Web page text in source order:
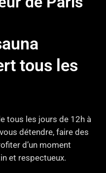
tous les
tous les jours de 12h à
détendre, faire des
d’un moment
et respectueux.